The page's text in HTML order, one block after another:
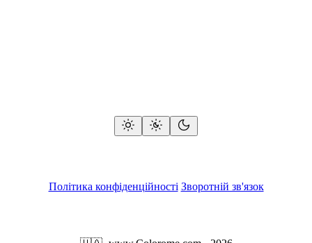
Політика конфіденційності Зворотній зв'язок